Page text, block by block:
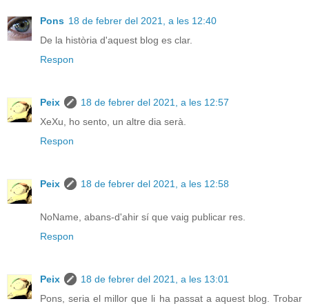
Pons 18 de febrer del 2021, a les 12:40
De la història d'aquest blog es clar.
Respon
Peix
18 de febrer del 2021, a les 12:57
XeXu, ho sento, un altre dia serà.
Respon
Peix 18 de febrer del 2021, a les 12:58
NoName, abans-d'ahir sí que vaig publicar res.
Respon
Peix
18 de febrer del 2021, a les 13:01
Pons, seria el millor que li ha passat a aquest blog. Trobar